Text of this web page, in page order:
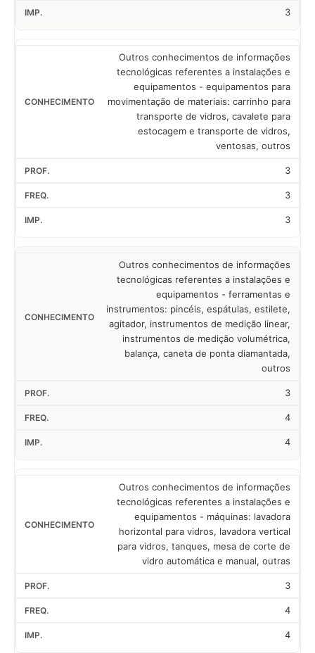
3
Outros conhecimentos de informações
tecnológicas referentes a instalações e
equipamentos - equipamentos para
movimentação de materiais: carrinho para
transporte de vidros, cavalete para
estocagem e transporte de vidros,
ventosas, outros
3
3
3
Outros conhecimentos de informações
tecnológicas referentes a instalações e
equipamentos - ferramentas e
instrumentos: pincéis, espátulas, estilete,
agitador, instrumentos de medição linear,
instrumentos de medição volumétrica,
balança, caneta de ponta diamantada,
outros
3
4
4
Outros conhecimentos de informações
tecnológicas referentes a instalações e
equipamentos - máquinas: lavadora
horizontal para vidros, lavadora vertical
para vidros, tanques, mesa de corte de
vidro automática e manual, outras
3
4
4